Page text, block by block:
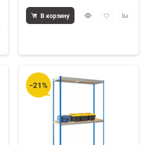
БыстрыйДобавитьДобавить
В корзину
−21%